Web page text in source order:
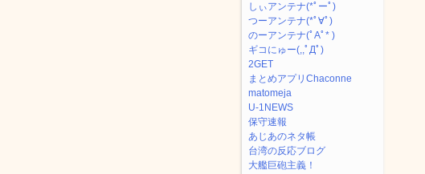
しぃアンテナ(*ﾟーﾟ)
つーアンテナ(*ﾟ∀ﾟ)
のーアンテナ(ﾟAﾟ* )
ギコにゅー(,,ﾟДﾟ)
2GET
まとめアプリChaconne
matomeja
U-1NEWS
保守速報
あじあのネタ帳
台湾の反応ブログ
大艦巨砲主義！